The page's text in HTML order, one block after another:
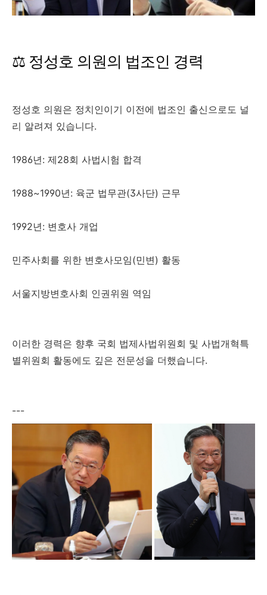
⚖️ 정성호 의원의 법조인 경력
정성호 의원은 정치인이기 이전에 법조인 출신으로도 널
리 알려져 있습니다.
1986년: 제28회 사법시험 합격
1988~1990년: 육군 법무관(3사단) 근무
1992년: 변호사 개업
민주사회를 위한 변호사모임(민변) 활동
서울지방변호사회 인권위원 역임
이러한 경력은 향후 국회 법제사법위원회 및 사법개혁특
별위원회 활동에도 깊은 전문성을 더했습니다.
---